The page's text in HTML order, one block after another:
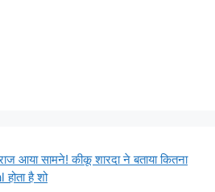
आया सामने! कीकू शारदा ने बताया कितना
है शो